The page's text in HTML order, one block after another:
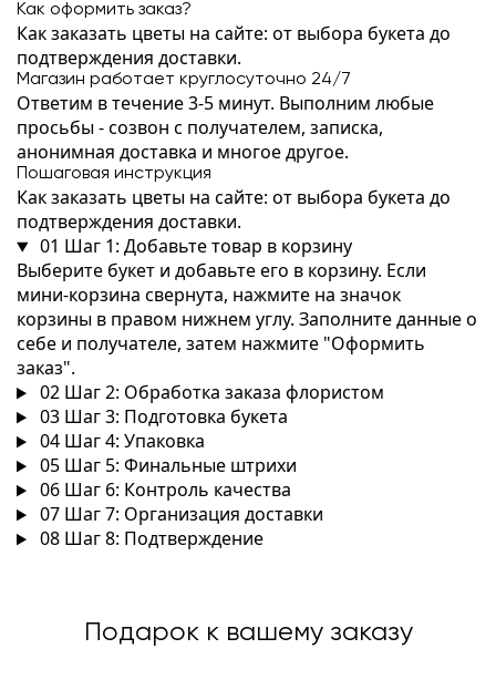
Как оформить заказ?
Как заказать цветы на сайте: от выбора букета до
подтверждения доставки.
Магазин работает круглосуточно 24/7
Ответим в течение 3-5 минут. Выполним любые
просьбы - созвон с получателем, записка,
анонимная доставка и многое другое.
Пошаговая инструкция
Как заказать цветы на сайте: от выбора букета до
подтверждения доставки.
01 Шаг 1: Добавьте товар в корзину
Выберите букет и добавьте его в корзину. Если
мини-корзина свернута, нажмите на значок
корзины в правом нижнем углу. Заполните данные о
себе и получателе, затем нажмите "Оформить
заказ".
02 Шаг 2: Обработка заказа флористом
03 Шаг 3: Подготовка букета
04 Шаг 4: Упаковка
05 Шаг 5: Финальные штрихи
06 Шаг 6: Контроль качества
07 Шаг 7: Организация доставки
08 Шаг 8: Подтверждение
Подарок к вашему заказу